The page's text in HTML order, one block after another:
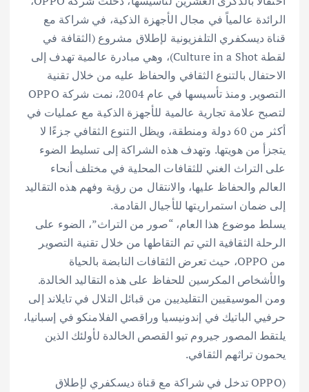
الرائدة عالمياً في مجال الأجهزة الذكية، في شراكة مع
قناة ديسكفري التلفزيونية لإطلاق مشروع (الثقافة في
لقطة Culture in a Shot)، وهي مبادرة عالمية تهدف إلى
الاحتفال بالتنوع الثقافي والحفاظ عليه من خلال تقنية
التصوير. ومنذ تأسيسها في عام 2004، نمت شركة OPPO
لتصبح علامة تجارية عالمية للأجهزة الذكية مع عمليات في
أكثر من 60 دولة ومنطقة، ويظل التنوع الثقافي جزءًا لا
يتجزأ من هويتها. وتهدف هذه الشراكة إلى تسليط الضوء
على التراث الغني للثقافات المحلية في مختلف أنحاء
العالم والحفاظ عليها، والانتقال من رؤية وفهم هذه التقاليد
إلى ضمان استمراريتها للأجيال القادمة.
يسلط موضوع هذا العام، “صور من التراث”، الضوء على
الرحلة الثقافية التي تم التقاطها من خلال تقنية التصوير
من OPPO، حيث تعرض الثقافات النابضة بالحياة
والأشخاص المكرسين للحفاظ على هذه التقاليد الخالدة.
ومن الموسيقيين التقليديين من قبائل التلال في تايلاند إلى
حرفيي الباتيك في إندونيسيا وراقصي الفلامنكو في إسبانيا،
يلتقط المصور جيروم تيو القصص الخالدة لأولئك الذين
يحمون تراثهم الثقافي.
(OPPO تدخل في شراكة مع قناة ديسكفري لإطلاق